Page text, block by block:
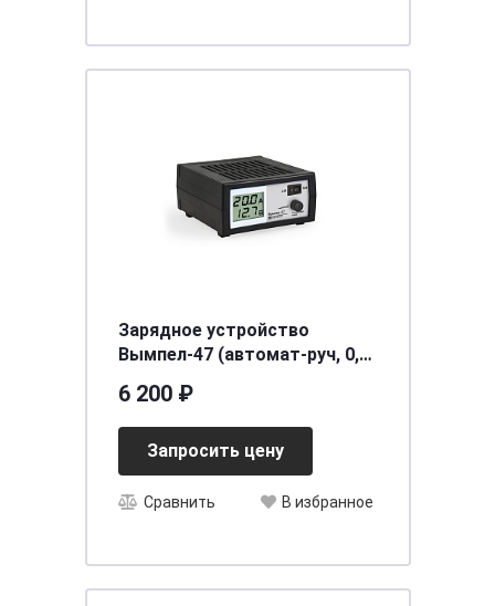
Зарядное устройство
Вымпел-47 (автомат-руч, 0,8-
сегментный ЖК дисплей)
6 200 ₽
Запросить цену
Сравнить В избранное